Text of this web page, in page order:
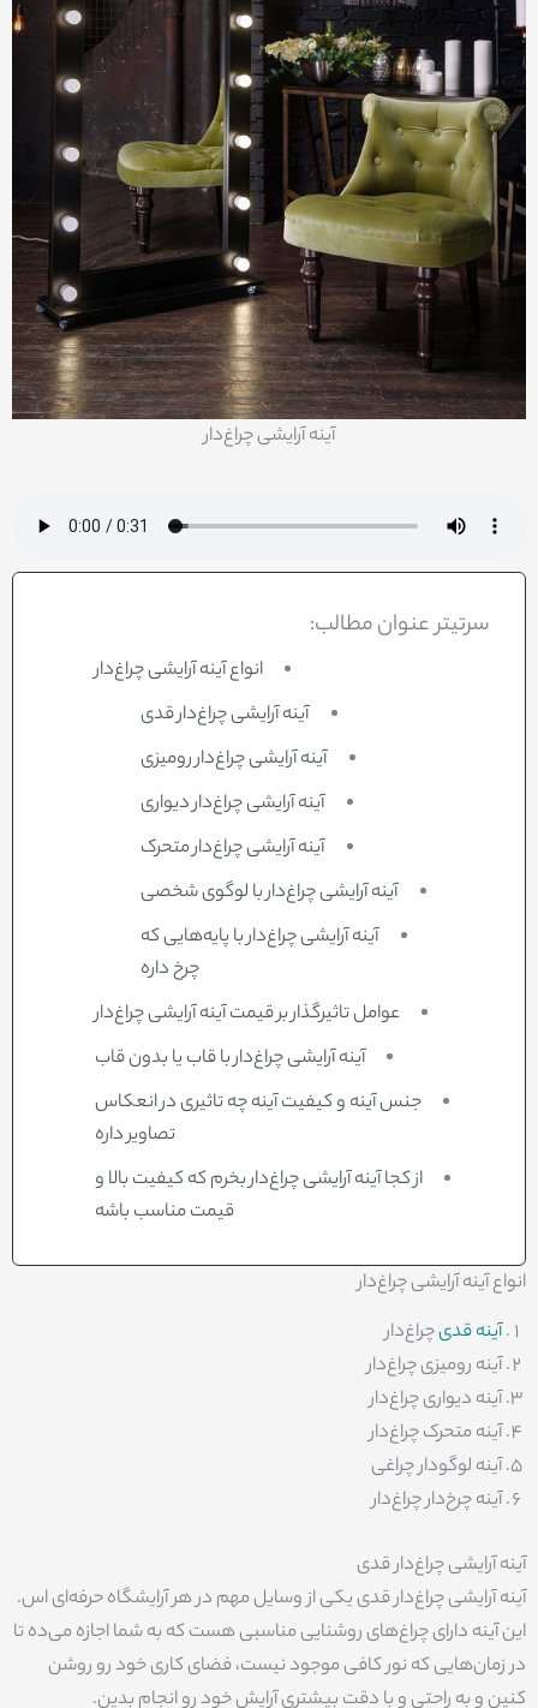
آینه آرایشی چراغ‌دار
سرتیتر عنوان مطالب:
انواع آینه آرایشی چراغ‌دار
آینه آرایشی چراغ‌دار قدی
آینه آرایشی چراغ‌دار رومیزی
آینه آرایشی چراغ‌دار دیواری
آینه آرایشی چراغ‌دار متحرک
آینه آرایشی چراغ‌دار با لوگوی شخصی
آینه آرایشی چراغ‌دار با پایه‌هایی که
چرخ داره
عوامل تاثیرگذار بر قیمت آینه آرایشی چراغ‌دار
آینه آرایشی چراغ‌دار با قاب یا بدون قاب
جنس آینه و کیفیت آینه چه تاثیری در انعکاس
تصاویر داره
از کجا آینه آرایشی چراغ‌دار بخرم که کیفیت بالا و
قیمت مناسب باشه
انواع آینه آرایشی چراغ‌دار
آینه قدیچراغ‌دار
آینه رومیزی چراغ‌دار
آینه دیواری چراغ‌دار
آینه متحرک چراغ‌دار
آینه لوگودار چراغی
آینه چرخ‌دار چراغ‌دار
آینه آرایشی چراغ‌دار قدی
آینه آرایشی چراغ‌دار قدی یکی از وسایل مهم در هر آرایشگاه حرفه‌ای اس.
این آینه دارای چراغ‌های روشنایی مناسبی هست که به شما اجازه می‌ده تا
در زمان‌هایی که نور کافی موجود نیست، فضای کاری خود رو روشن
کنین و به راحتی و با دقت بیشتری آرایش خود رو انجام بدین.